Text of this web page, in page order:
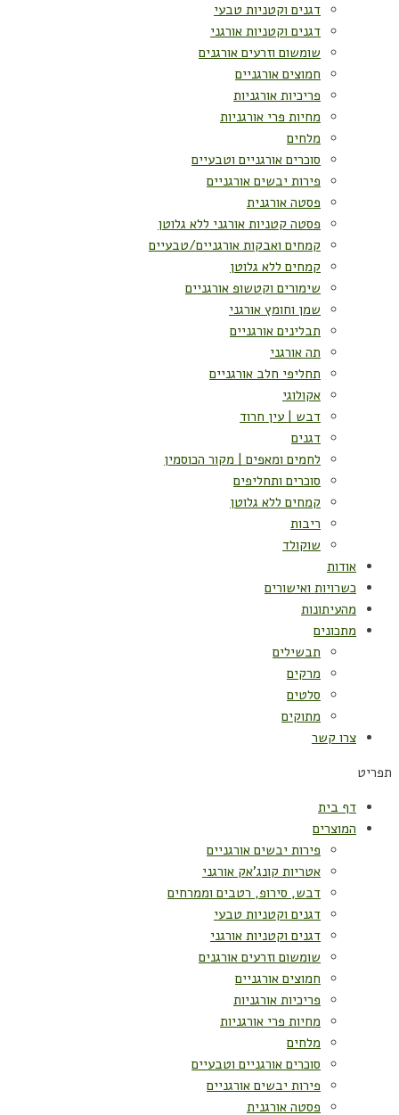
דגנים וקטניות טבעי
דגנים וקטניות אורגני
שומשום וזרעים אורגנים
חמוצים אורגניים
פריכיות אורגניות
מחיות פרי אורגניות
מלחים
סוכרים אורגניים וטבעיים
פירות יבשים אורגניים
פסטה אורגנית
פסטה קטניות אורגני ללא גלוטן
קמחים ואבקות אורגניים/טבעיים
קמחים ללא גלוטן
שימורים וקטשופ אורגניים
שמן וחומץ אורגני
תבלינים אורגניים
תה אורגני
תחליפי חלב אורגניים
אקולוגי
דבש | עין חרוד
דגנים
לחמים ומאפים | מקור הכוסמין
סוכרים ותחליפים
קמחים ללא גלוטן
ריבות
שוקולד
אודות
כשרויות ואישורים
מהעיתונות
מתכונים
תבשילים
מרקים
סלטים
מתוקים
צרו קשר
תפריט
דף בית
המוצרים
פירות יבשים אורגניים
אטריות קונג'אק אורגני
דבש, סירופ, רטבים וממרחים
דגנים וקטניות טבעי
דגנים וקטניות אורגני
שומשום וזרעים אורגנים
חמוצים אורגניים
פריכיות אורגניות
מחיות פרי אורגניות
מלחים
סוכרים אורגניים וטבעיים
פירות יבשים אורגניים
פסטה אורגנית